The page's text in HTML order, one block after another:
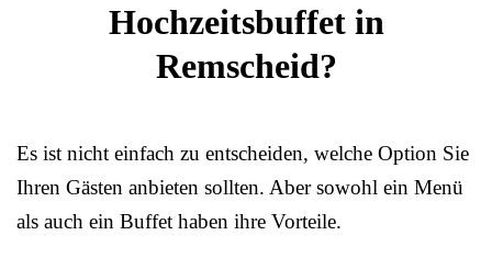
Hochzeitsbuffet in
Remscheid?
Es ist nicht einfach zu entscheiden, welche Option Sie
Ihren Gästen anbieten sollten. Aber sowohl ein Menü
als auch ein Buffet haben ihre Vorteile.